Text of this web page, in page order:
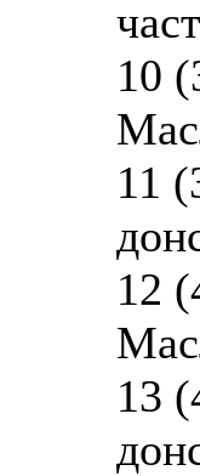
10
11
12
13